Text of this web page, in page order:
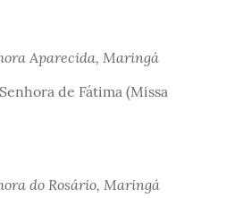
Aparecida, Maringá
de Fátima (Missa
do Rosário, Maringá